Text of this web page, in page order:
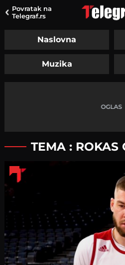
Povratak na
Telegraf.rs
Naslovna
Muzika
TEMA : ROKAS